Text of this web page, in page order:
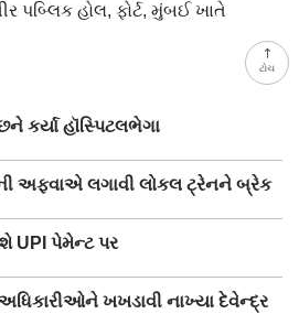
ટોચ
પબ્લિક હોલ, ફોર્ટ, મુંબઈ ખાતે
કર્યા હૉસ્પિટલભેગા
અફવાએ લગાવી લોકલ ટ્રેનને બ્રેક
UPI પેમેન્ટ પર
ખખડાવી નાખ્યા દેવેન્દ્ર